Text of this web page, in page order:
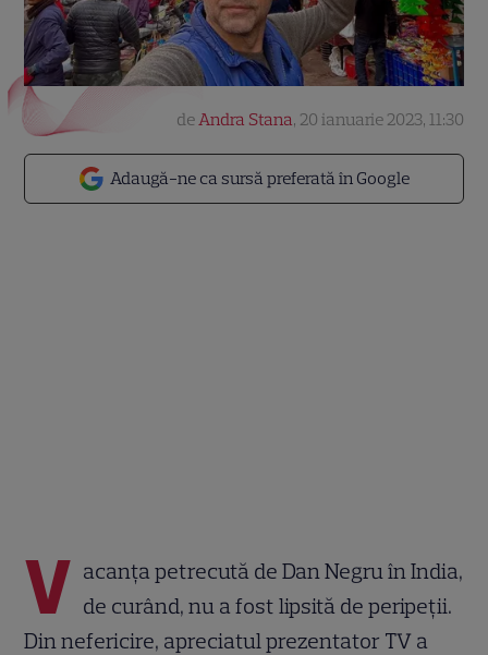
Adaugă-ne ca sursă preferată în Google
deAndra Stana, 20 ianuarie 2023, 11:30
V acanța petrecută de Dan Negru în India,
de curând, nu a fost lipsită de peripeții.
Din nefericire, apreciatul prezentator TV a